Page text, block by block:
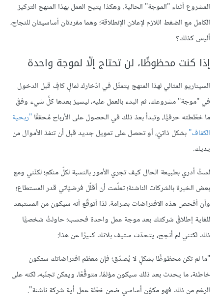
المشروع أثناء "الموجة" الحالية. وهكذا يتيح العمل بهذا المنهج التركيز
الكامل مع الضغط اللازم لإعلان الإنطلاقة؛ وهما مفردتان أساسيتان للنجاح،
أليس كذلك؟
إذا كنت محظوظًا، لن تحتاج إلّا لموجة واحدة
السيناريو المثالي لهذا المنهج يتمثّل في ادّخارك لمالٍ كافٍ قبل الدخول
في "موجة" مشروعك، ثم البدء بالعمل عليه، ليسيرَ بعدها كلُّ شيء وفقَ
ما خطّطته حرفيًّا، وتبدأ بعذ ذلك في الحصول على الأرباح مُحققًا"ربحية
الكفاف"بشكل ذاتيّ، أو تحصل على تمويل جديد قبل أن تنفذ الأموال من
يديك.
لستُ أدري بطبيعة الحال كيف تجري الأمور بالنسبة لكلّ منكم؛ لكنّني ومع
بعض الخبرة بالشركات الناشئة؛ تعلّمت أن أقلّل فرضيّاتي قدر المستطاع؛
وأن أفحص هذه الافتراضات بصرامة. لذا أتوقّع أنه سيكون من المستبعد
للغاية إطلاقُ شركتك بعد موجة عمل واحدة فحسب؛ حاولتُ شخصيًّا
ذلك لكنني لم أنجح، يتحدّث ستيف بلانك كثيرًا عن هذا:
"ما لم تكن محظوظًا بشكلٍ لا يُصدّق؛ فإن معظم افتراضاتك ستكون
خاطئة، ما يحدث بعد ذلك سيكون مؤلمًا، متوقَّعًا، ويمكن تجنّبه، لكنه على
الرغم من ذلك فهو مكوّن أساسي ضمن خطّة عمل أية شركة ناشئة".